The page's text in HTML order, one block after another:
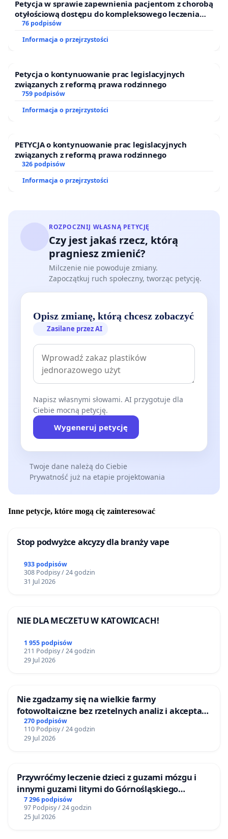
Petycja w sprawie zapewnienia pacjentom z chorobą
otyłościową dostępu do kompleksowego leczenia
oraz programów profilaktycznych.
76 podpisów
Informacja o przejrzystości
Petycja o kontynuowanie prac legislacyjnych
związanych z reformą prawa rodzinnego
759 podpisów
Informacja o przejrzystości
PETYCJA o kontynuowanie prac legislacyjnych
związanych z reformą prawa rodzinnego
326 podpisów
Informacja o przejrzystości
ROZPOCZNIJ WŁASNĄ PETYCJĘ
Czy jest jakaś rzecz, którą
pragniesz zmienić?
Milczenie nie powoduje zmiany.
Zapoczątkuj ruch społeczny, tworząc petycję.
Opisz zmianę, którą chcesz zobaczyć
Zasilane przez AI
Napisz własnymi słowami. AI przygotuje dla
Ciebie mocną petycję.
Wygeneruj petycję
Twoje dane należą do Ciebie
Prywatność już na etapie projektowania
Inne petycje, które mogą cię zainteresować
Stop podwyżce akcyzy dla branży vape
933 podpisów
308 Podpisy / 24 godzin
31 Jul 2026
NIE DLA MECZETU W KATOWICACH!
1 955 podpisów
211 Podpisy / 24 godzin
29 Jul 2026
Nie zgadzamy się na wielkie farmy
fotowoltaiczne bez rzetelnych analiz i akceptacji
mieszkańców
270 podpisów
110 Podpisy / 24 godzin
29 Jul 2026
Przywróćmy leczenie dzieci z guzami mózgu i
innymi guzami litymi do Górnośląskiego
Centrum Zdrowia Dziecka w Katowicach
7 296 podpisów
97 Podpisy / 24 godzin
25 Jul 2026